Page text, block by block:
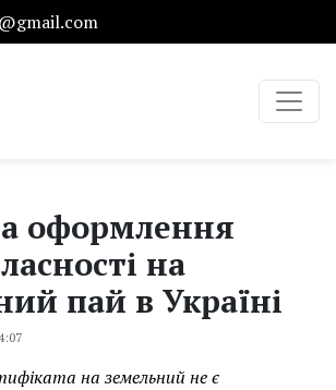
оформлення
на
пай в Україні
на земельний не є